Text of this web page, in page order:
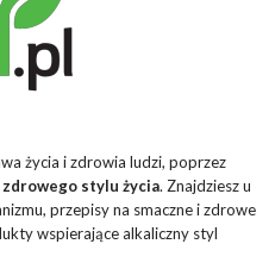
życia i zdrowia ludzi, poprzez
stylu życia. Znajdziesz u
przepisy na smaczne i zdrowe
wspierające alkaliczny styl